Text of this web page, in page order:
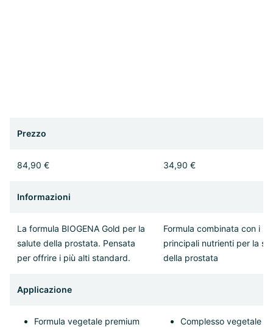
Prezzo
84,90 € 34,90 €
Informazioni
La formula BIOGENA Gold per la
salute della prostata. Pensata
per offrire i più alti standard.
Formula combinata con i
principali nutrienti per la
della prostata
Applicazione
Formula vegetale premium
Complesso vegetale